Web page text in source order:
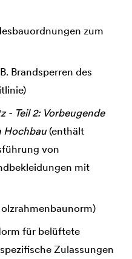
zum
Brandsperren des
- Teil 2: Vorbeugende
Hochbau(enthält
von
mit
für belüftete
Zulassungen